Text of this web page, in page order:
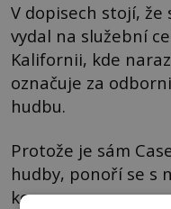
V dopisech stojí, že
vydal na služební
Kalifornii, kde
označuje za
hudbu.
Protože je sám
hudby, ponoří se s
konverzace.